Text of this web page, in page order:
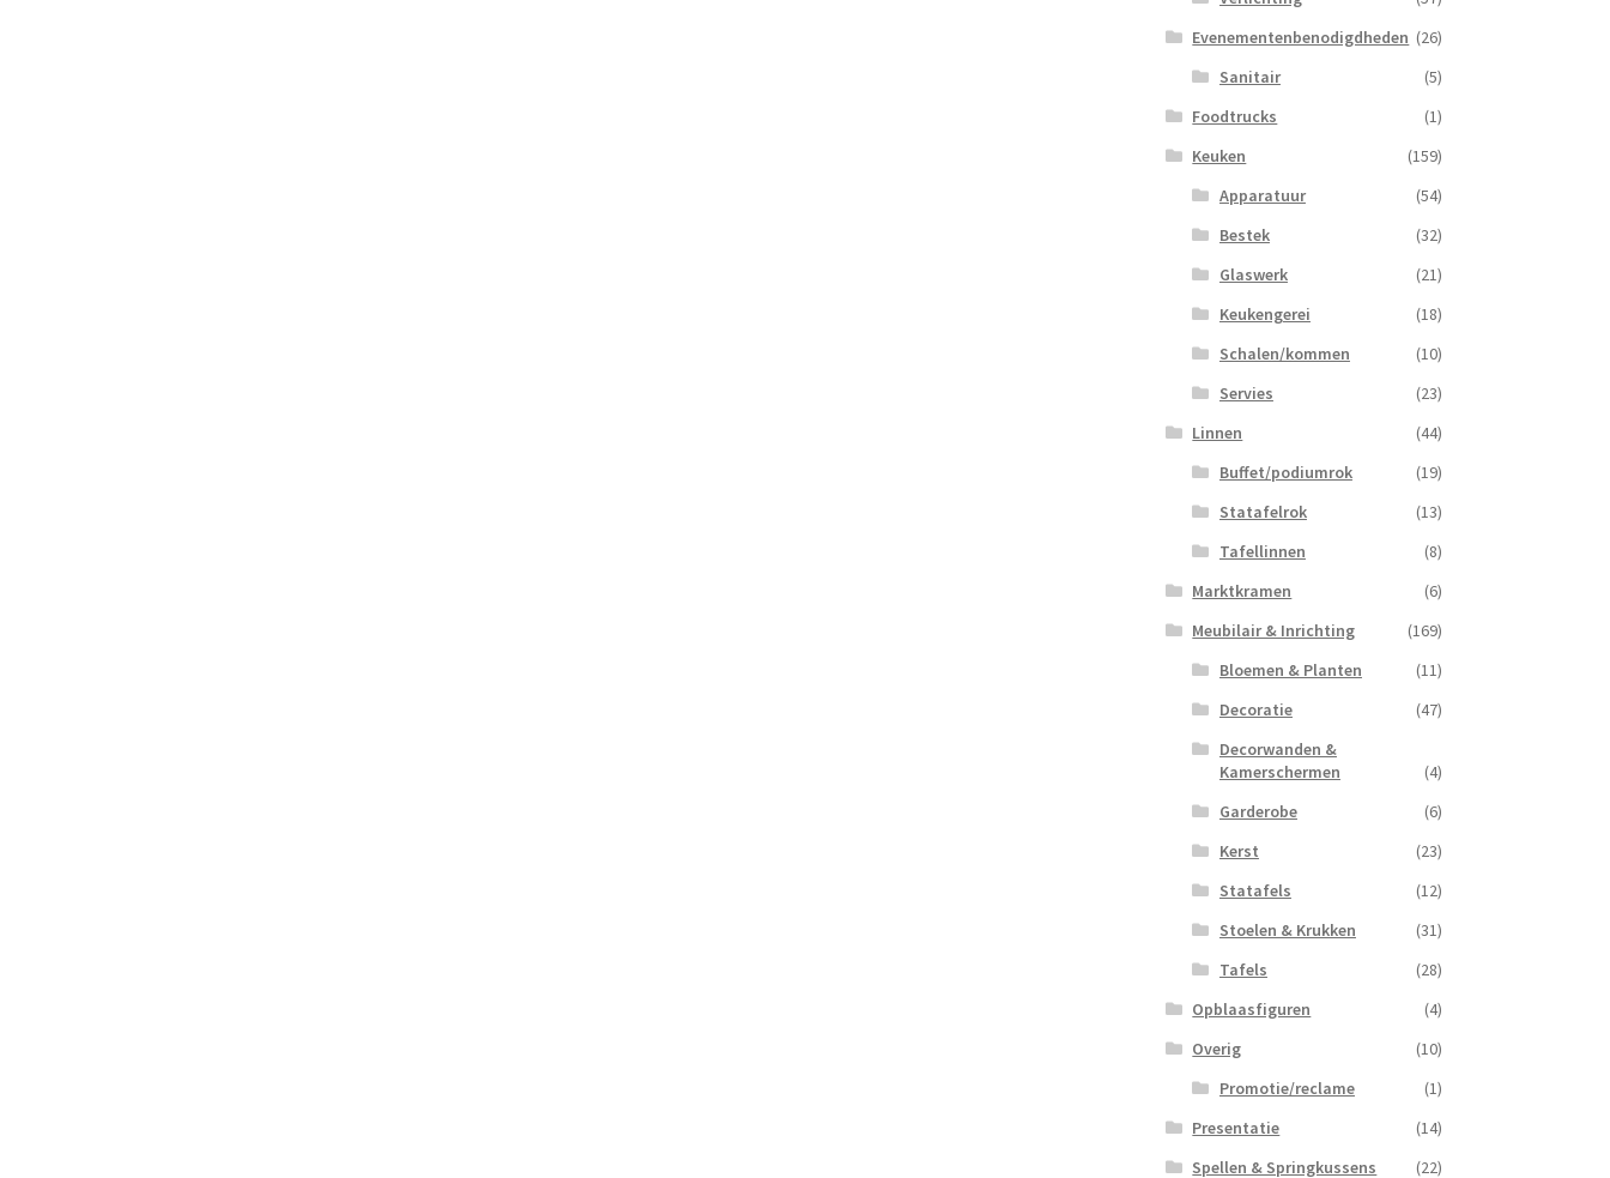
Evenementenbenodigdheden (26)
Sanitair
(5)
Foodtrucks
(1)
Keuken
(159)
Apparatuur
(54)
Bestek
(32)
Glaswerk
(21)
Keukengerei
(18)
Schalen/kommen
(10)
Servies
(23)
Linnen
(44)
Buffet/podiumrok
(19)
Statafelrok
(13)
Tafellinnen
(8)
Marktkramen
(6)
Meubilair & Inrichting
(169)
Bloemen & Planten
(11)
Decoratie
(47)
Decorwanden &
Kamerschermen
(4)
Garderobe
(6)
Kerst
(23)
Statafels
(12)
Stoelen & Krukken
(31)
Tafels
(28)
Opblaasfiguren
(4)
Overig
(10)
Promotie/reclame
(1)
Presentatie
(14)
Spellen & Springkussens
(22)